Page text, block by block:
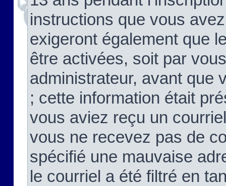
instructions que vous
exigeront également que
être activées, soit par
administrateur, avant que
; cette information était
vous aviez reçu un
vous ne recevez pas de
spécifié une mauvaise
le courriel a été filtré en